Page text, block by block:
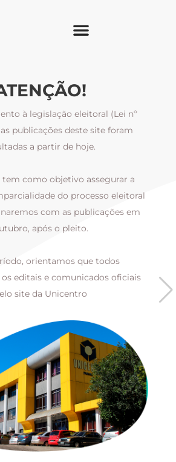
à legislação eleitoral (Lei nº
as publicações deste site foram
a partir de hoje.
tem como objetivo assegurar a
do processo eleitoral
com as publicações em
após o pleito.
orientamos que todos
editais e comunicados oficiais
site da Unicentro